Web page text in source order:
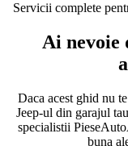
Servicii complete
Ai nevoie
Daca acest ghid nu
Jeep-ul din garajul
specialistii
buna